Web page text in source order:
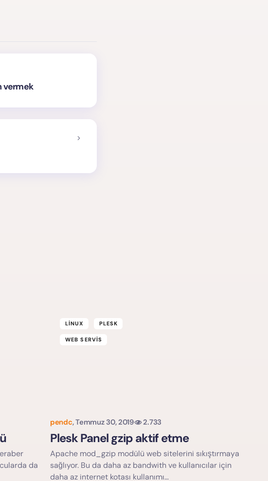
vermek
da
LINUX PLESK
WEB SERVIS
pendc, Temmuz 30, 2019 2.733
Plesk Panel gzip aktif etme
Apache mod_gzip modülü web sitelerini sıkıştırmaya
sağlıyor. Bu da daha az bandwith ve kullanıcılar için
daha az internet kotası kullanımı…